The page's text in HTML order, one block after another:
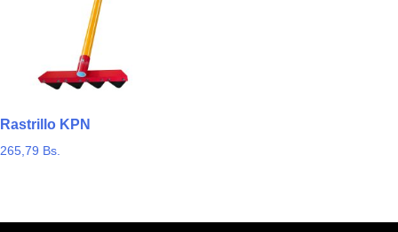
Rastrillo KPN
265,79 Bs.